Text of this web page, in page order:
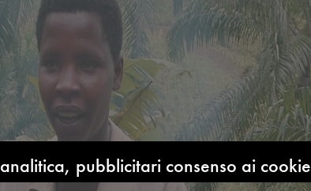
pubblicitari consenso ai cookie